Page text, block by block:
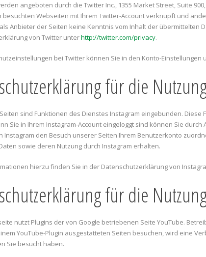
angeboten durch die Twitter Inc., 1355 Market Street, Suite
besuchten Webseiten mit Ihrem Twitter-Account verknüpft und
Anbieter der Seiten keine Kenntnis vom Inhalt der
von Twitter unterhttp://twitter.com/privacy.
bei Twitter können Sie in den Konto-Einstellungen
für die
sind Funktionen des Dienstes Instagram eingebunden. Diese
Sie in Ihrem Instagram-Account eingeloggt sind können Sie
Instagram den Besuch unserer Seiten Ihrem Benutzerkonto
sowie deren Nutzung durch Instagram erhalten.
hierzu finden Sie in der Datenschutzerklärung von
für die
nutzt Plugins der von Google betriebenen Seite YouTube.
YouTube-Plugin ausgestatteten Seiten besuchen, wird eine
Sie besucht haben.